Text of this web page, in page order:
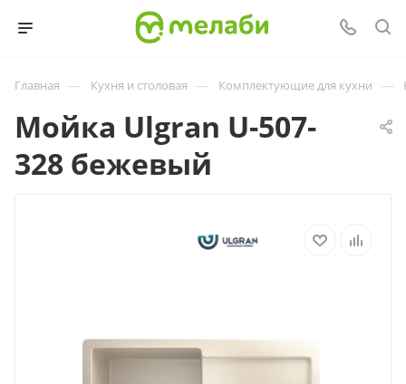
Главная — Кухня и столовая — Комплектующие для кухни —
Мойка Ulgran U-507-
328 бежевый